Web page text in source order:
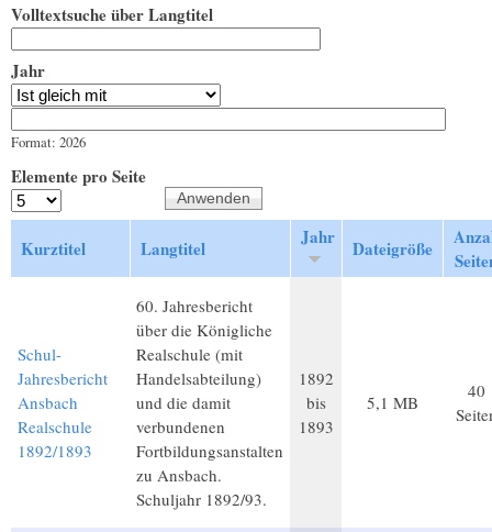
Volltextsuche über Langtitel
Jahr
Format: 2026
Elemente pro Seite
Kurztitel Langtitel Jahr Dateigröße
Schul-
Jahresbericht
Ansbach
Realschule
1892/1893
60. Jahresbericht
über die Königliche
Realschule (mit
Handelsabteilung)
und die damit
verbundenen
Fortbildungsanstalten
zu Ansbach.
Schuljahr 1892/93.
1892
bis
1893
5,1 MB
40